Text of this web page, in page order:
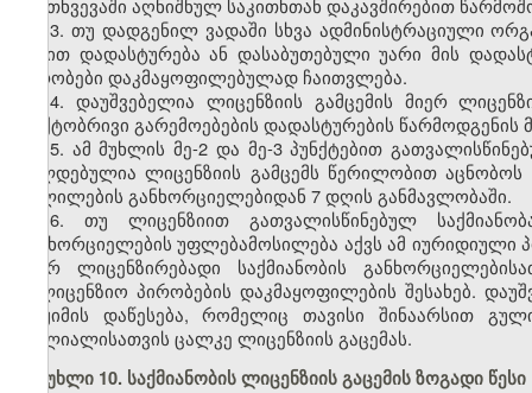
შემთხვევაში აღნიშნულ საკითხთან დაკავშირებით
13. თუ დადგენილ ვადაში სხვა ადმინისტრაციული
წესით დადასტურება ან დასაბუთებული უარი მის
პირობები დაკმაყოფილებულად ჩაითვლება.
14. დაუშვებელია ლიცენზიის გამცემის მიერ
ფაქტობრივი გარემოებების დადასტურების წარმოდგენის
15. ამ მუხლის მე-2 და მე-3 პუნქტებით
ვალდებულია ლიცენზიის გამცემს წერილობით
ცვლილების განხორციელებიდან 7 დღის განმავლობაში.
16. თუ ლიცენზიით გათვალისწინებულ
განხორციელების უფლებამოსილება აქვს ამ
მიერ ლიცენზირებადი საქმიანობის
სალიცენზიო პირობების დაკმაყოფილების შესახებ.
რეჟიმის დაწესება, რომელიც თავისი შინაარსით
ფილიალისათვის ცალკე ლიცენზიის გაცემას.
მუხლი 10. საქმიანობის ლიცენზიის გაცემის ზოგადი წესი